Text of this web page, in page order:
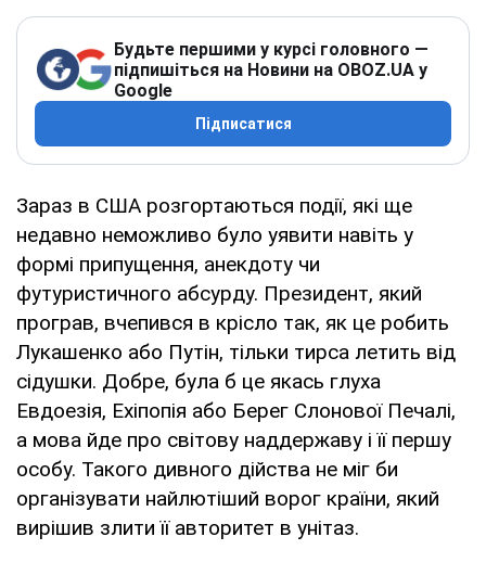
Будьте першими у курсі головного —
підпишіться на Новини на OBOZ.UA у
Google
Підписатися
Зараз в США розгортаються події, які ще
недавно неможливо було уявити навіть у
формі припущення, анекдоту чи
футуристичного абсурду. Президент, який
програв, вчепився в крісло так, як це робить
Лукашенко або Путін, тільки тирса летить від
сідушки. Добре, була б це якась глуха
Евдоезія, Ехіпопія або Берег Слонової Печалі,
а мова йде про світову наддержаву і її першу
особу. Такого дивного дійства не міг би
організувати найлютіший ворог країни, який
вирішив злити її авторитет в унітаз.